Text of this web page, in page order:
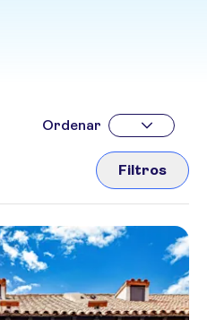
una herencia
una
y
Ordenar
Filtros